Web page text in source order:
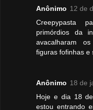
Anônimo 12 de
Creepypasta
primórdios da
avacalharam
figuras fofinhas e
Anônimo 18 de
Hoje e dia 18
estou entrando